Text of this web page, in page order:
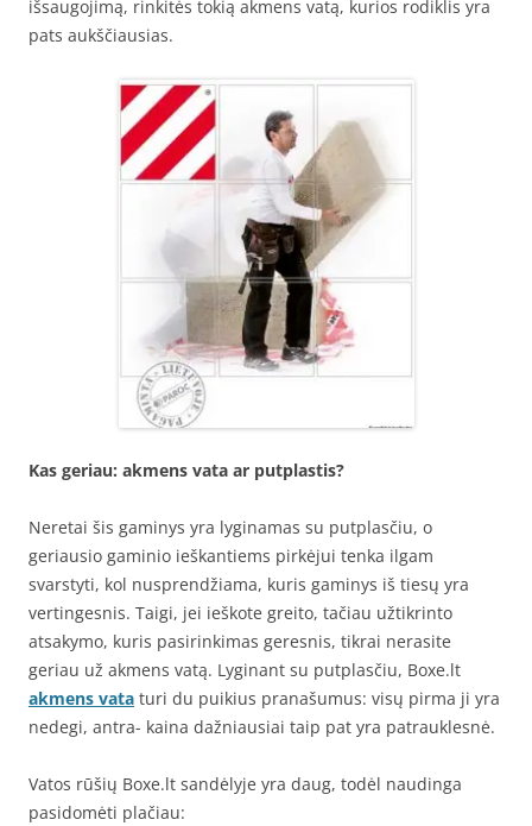
išsaugojimą, rinkitės tokią akmens vatą, kurios rodiklis yra
pats aukščiausias.
Kas geriau: akmens vata ar putplastis?
Neretai šis gaminys yra lyginamas su putplasčiu, o
geriausio gaminio ieškantiems pirkėjui tenka ilgam
svarstyti, kol nusprendžiama, kuris gaminys iš tiesų yra
vertingesnis. Taigi, jei ieškote greito, tačiau užtikrinto
atsakymo, kuris pasirinkimas geresnis, tikrai nerasite
geriau už akmens vatą. Lyginant su putplasčiu, Boxe.lt
akmens vata turi du puikius pranašumus: visų pirma ji yra
nedegi, antra- kaina dažniausiai taip pat yra patrauklesnė.
Vatos rūšių Boxe.lt sandėlyje yra daug, todėl naudinga
pasidomėti plačiau: